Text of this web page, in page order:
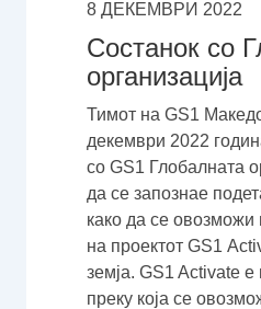
8 ДЕКЕМВРИ 2022
Состанок со
организација
Тимот на GS1
декември 2022
со GS1 Глобалната
да се запознае
како да се
на проектот GS1
земја. GS1 Activate e
преку која се